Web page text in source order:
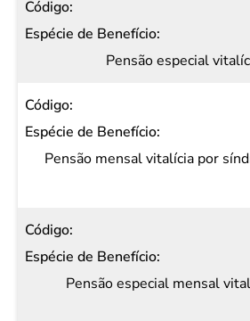
Pensão especial
Pensão mensal vitalícia por
Pensão especial mensal